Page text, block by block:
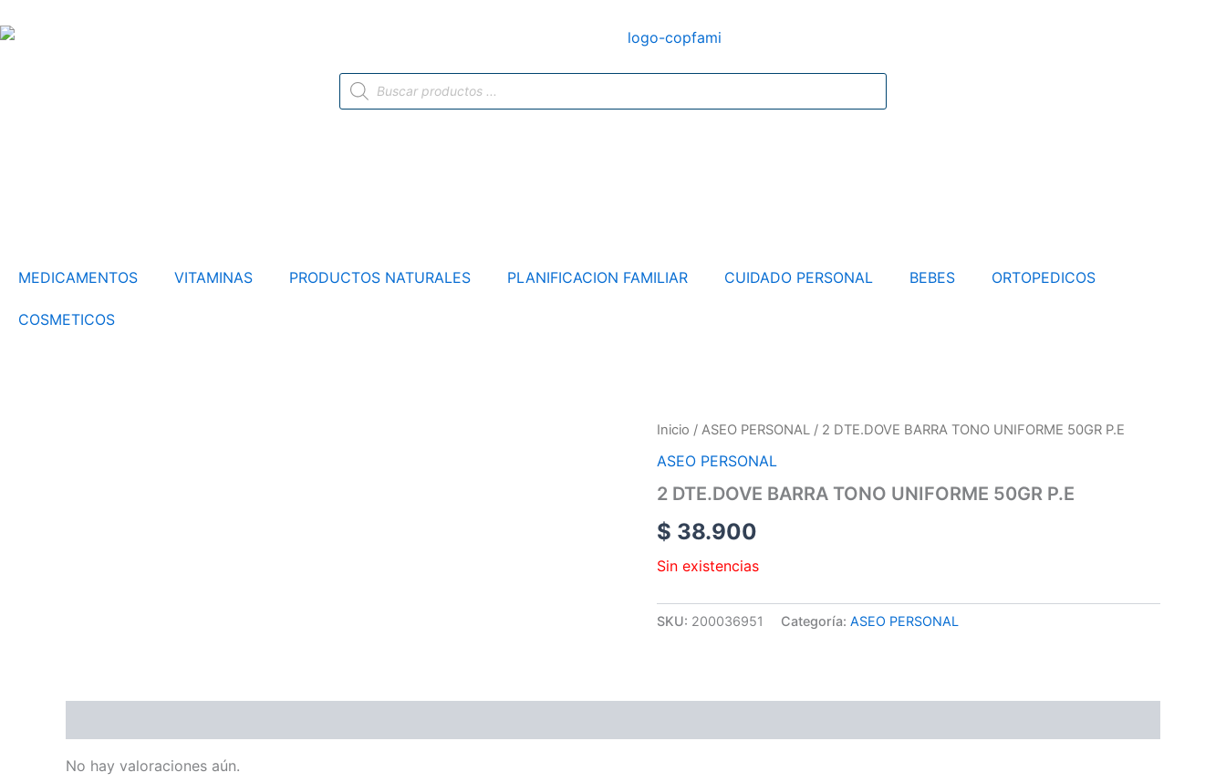
al
Búsqueda
de
MEDICAMENTOS VITAMINAS PRODUCTOS NATURALES PLANIFICACION FAMILIAR CUIDADO PERSONAL BEBES ORTOPEDICOS
COSMETICOS
Inicio / ASEO PERSONAL / 2 DTE.DOVE BARRA TONO UNIFORME 50GR P.E
ASEO PERSONAL
2 DTE.DOVE BARRA TONO UNIFORME 50GR P.E
$ 38.900
Sin existencias
SKU: 200036951 Categoría: ASEO PERSONAL
No hay valoraciones aún.